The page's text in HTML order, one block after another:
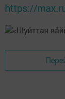
https://